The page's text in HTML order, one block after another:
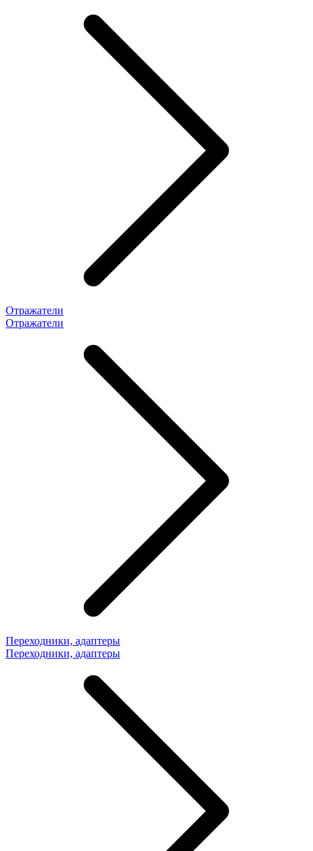
Отражатели
Отражатели
Переходники, адаптеры
Переходники, адаптеры